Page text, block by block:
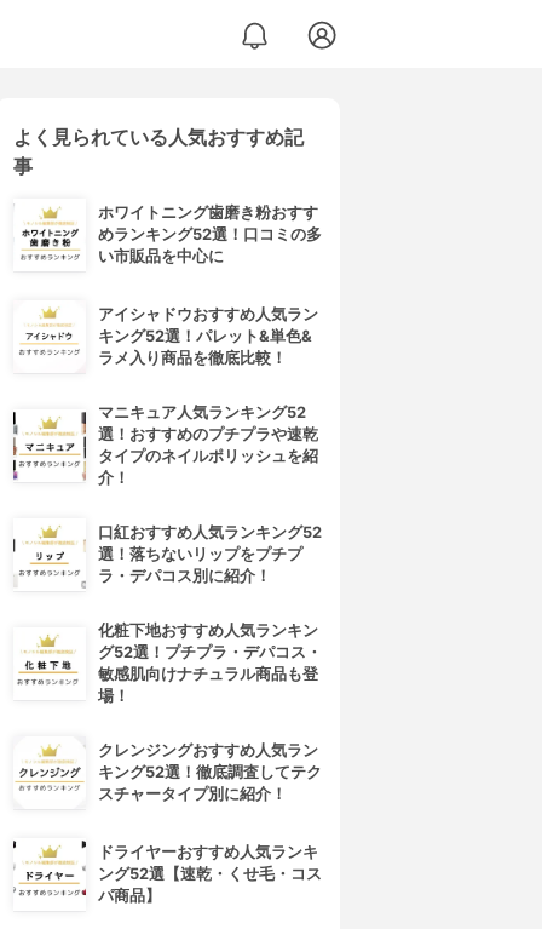
よく見られている人気おすすめ記
事
ホワイトニング歯磨き粉おすす
めランキング52選！口コミの多
い市販品を中心に
アイシャドウおすすめ人気ラン
キング52選！パレット&単色&
ラメ入り商品を徹底比較！
マニキュア人気ランキング52
選！おすすめのプチプラや速乾
タイプのネイルポリッシュを紹
介！
口紅おすすめ人気ランキング52
選！落ちないリップをプチプ
ラ・デパコス別に紹介！
化粧下地おすすめ人気ランキン
グ52選！プチプラ・デパコス・
敏感肌向けナチュラル商品も登
場！
クレンジングおすすめ人気ラン
キング52選！徹底調査してテク
スチャータイプ別に紹介！
ドライヤーおすすめ人気ランキ
ング52選【速乾・くせ毛・コス
パ商品】